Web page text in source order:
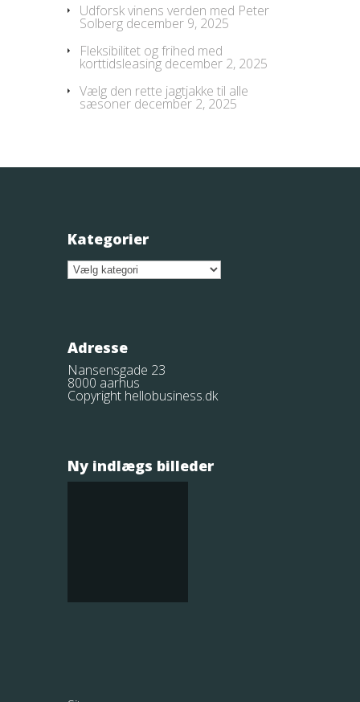
Udforsk vinens verden med Peter
Solberg december 9, 2025
Fleksibilitet og frihed med
korttidsleasing december 2, 2025
Vælg den rette jagtjakke til alle
sæsoner december 2, 2025
Kategorier
Kategorier
Adresse
Nansensgade 23
8000 aarhus
Copyright hellobusiness.dk
Ny indlægs billeder